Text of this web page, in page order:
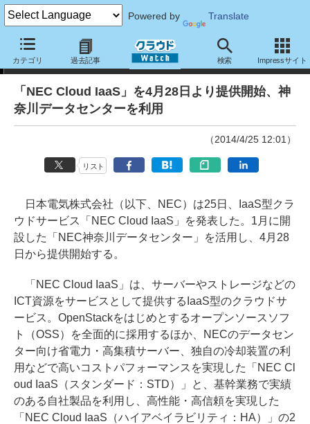
Powered by Translate
カテゴリ 過去記事 検索 Impressサイト
ニュース
「NEC Cloud IaaS」を4月28日より提供開始、神
奈川データセンターを利用
（2014/4/25 12:01）
リスト
日本電気株式会社（以下、NEC）は25日、IaaS型クラ
ウドサービス「NEC Cloud IaaS」を発表した。1月に開
設した「NEC神奈川データセンター」を活用し、4月28
日から提供開始する。
「NEC Cloud IaaS」は、サーバーやストレージなどの
ICT資源をサービスとして提供するIaaS型のクラウドサ
ービス。OpenStackをはじめとするオープンソースソフ
ト（OSS）を全面的に採用するほか、NECのデータセン
ター向け省電力・高集積サーバー、独自の冷却装置の利
用などで高いコストパフォーマンスを実現した「NEC Cl
oud IaaS（スタンダード：STD）」と、基幹業務で実績
のある自社製品を利用し、高性能・高信頼を実現した
「NEC Cloud IaaS（ハイアベイラビリティ：HA）」の2